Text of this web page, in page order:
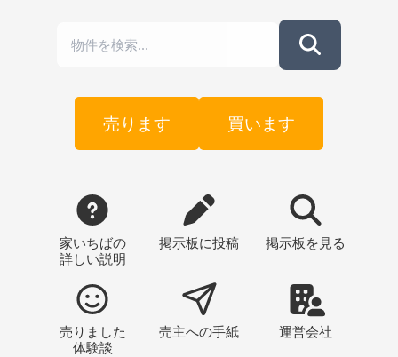
売ります 買います
家いちばの
詳しい説明
掲示板に投稿 掲示板 を見る
売りました
体験談
売主への手紙 運営会社